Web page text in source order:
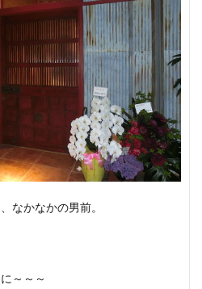
なかなかの男前。
～～～